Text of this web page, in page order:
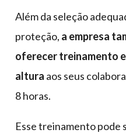
Além da seleção
proteção, a empresa
oferecer treinamento
altura aos seus
8 horas.
Esse treinamento pode